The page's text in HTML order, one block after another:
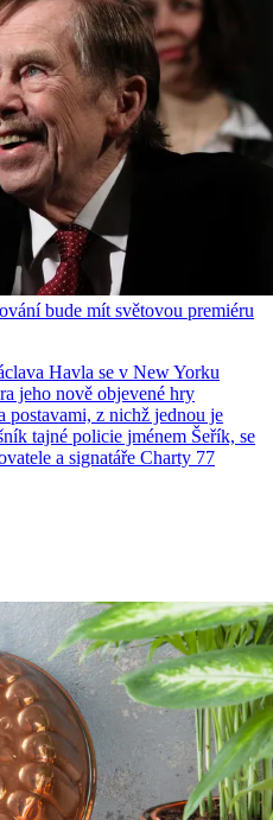
bude mít světovou premiéru
Havla se v New Yorku
jeho nově objevené hry
postavami, z nichž jednou je
tajné policie jménem Šeřík, se
a signatáře Charty 77